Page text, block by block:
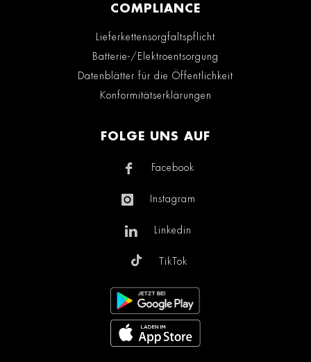
COMPLIANCE
Lieferkettensorgfaltspflicht
Batterie-/Elektroentsorgung
Datenblätter für die Öffentlichkeit
Konformitätserklärungen
FOLGE UNS AUF
Facebook
Instagram
Linkedin
TikTok